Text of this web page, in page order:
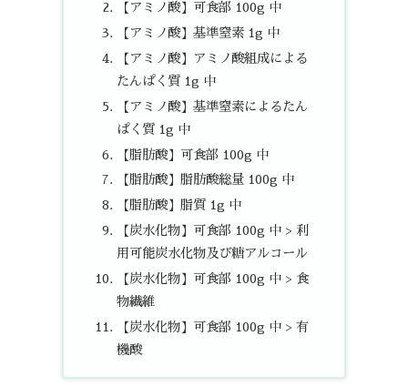
【アミノ酸】可食部 100g 中
【アミノ酸】基準窒素 1g 中
【アミノ酸】アミノ酸組成による
たんぱく質 1g 中
【アミノ酸】基準窒素によるたん
ぱく質 1g 中
【脂肪酸】可食部 100g 中
【脂肪酸】脂肪酸総量 100g 中
【脂肪酸】脂質 1g 中
【炭水化物】可食部 100g 中 > 利
用可能炭水化物及び糖アルコール
【炭水化物】可食部 100g 中 > 食
物繊維
【炭水化物】可食部 100g 中 > 有
機酸